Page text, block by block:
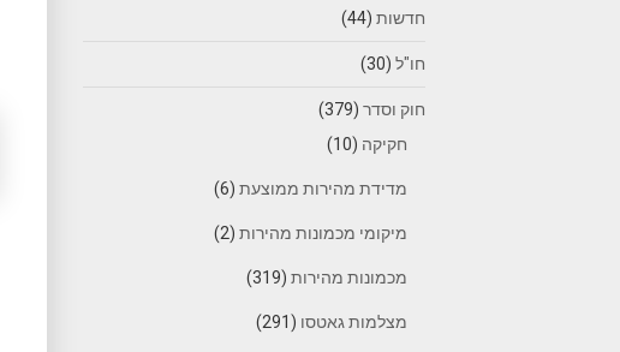
חדשות (44)
חו"ל (30)
חוק וסדר (379)
חקיקה (10)
מדידת מהירות ממוצעת (6)
מיקומי מכמונות מהירות (2)
מכמונות מהירות (319)
מצלמות גאטסו (291)